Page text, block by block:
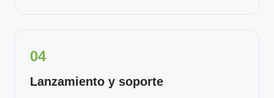
04
Lanzamiento y soporte